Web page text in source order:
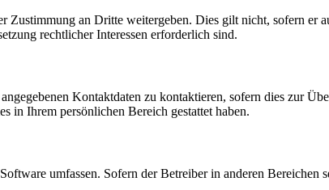
an Dritte weitergeben. Dies gilt nicht, sofern er
rechtlicher Interessen erforderlich sind.
Kontaktdaten zu kontaktieren, sofern dies zur
in Ihrem persönlichen Bereich gestattet haben.
umfassen. Sofern der Betreiber in anderen Bereichen